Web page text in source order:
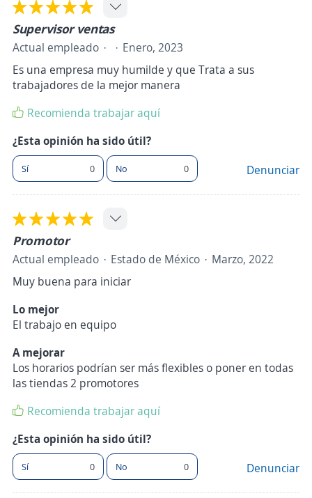
Supervisor ventas
Actual empleado
Enero, 2023
Es una empresa muy humilde y que Trata a sus
trabajadores de la mejor manera
Recomienda trabajar aquí
¿Esta opinión ha sido útil?
Sí 0 No 0 Denunciar
Promotor
Actual empleado Estado de México
Marzo, 2022
Muy buena para iniciar
Lo mejor
El trabajo en equipo
A mejorar
Los horarios podrían ser más flexibles o poner en todas
las tiendas 2 promotores
Recomienda trabajar aquí
¿Esta opinión ha sido útil?
Sí 0 No 0 Denunciar